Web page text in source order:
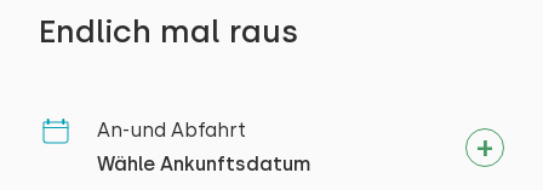
Endlich mal raus
An-und Abfahrt
Wähle Ankunftsdatum
Rad fahren